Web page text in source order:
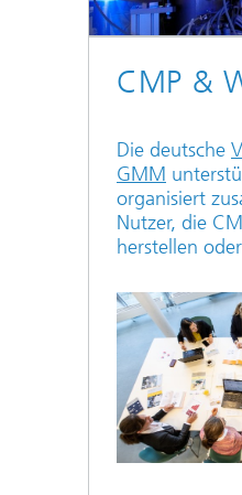
CMP &
Die deutsche
GMM
organisiert
Nutzer, die
herstellen